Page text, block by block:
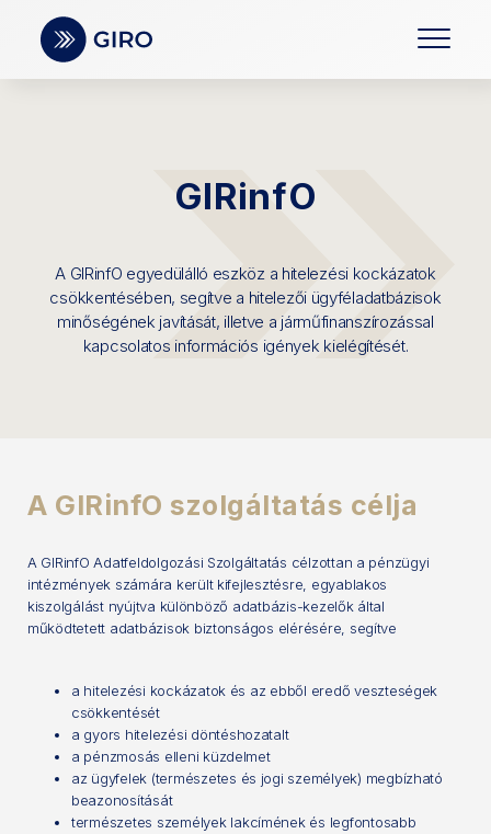
GIRinfO
A GIRinfO egyedülálló eszköz a hitelezési kockázatok
csökkentésében, segítve a hitelezői ügyféladatbázisok
minőségének javítását, illetve a járműfinanszírozással
kapcsolatos információs igények kielégítését.
A GIRinfO szolgáltatás célja
A GIRinfO Adatfeldolgozási Szolgáltatás célzottan a pénzügyi
intézmények számára került kifejlesztésre, egyablakos
kiszolgálást nyújtva különböző adatbázis-kezelők által
működtetett adatbázisok biztonságos elérésére, segítve
a hitelezési kockázatok és az ebből eredő veszteségek
csökkentését
a gyors hitelezési döntéshozatalt
a pénzmosás elleni küzdelmet
az ügyfelek (természetes és jogi személyek) megbízható
beazonosítását
természetes személyek lakcímének és legfontosabb